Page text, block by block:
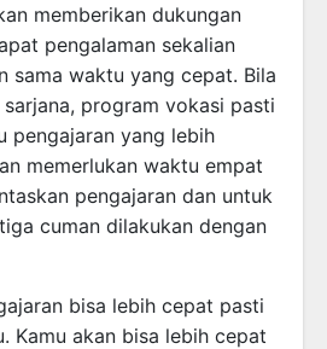
memberikan dukungan
pengalaman sekalian
sama waktu yang cepat. Bila
program vokasi pasti
pengajaran yang lebih
memerlukan waktu empat
pengajaran dan untuk
cuman dilakukan dengan
bisa lebih cepat pasti
Kamu akan bisa lebih cepat